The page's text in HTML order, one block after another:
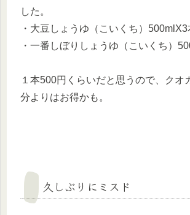
した。
・大豆しょうゆ（こいくち）500mlX3
・一番しぼりしょうゆ（こいくち）
１本500円くらいだと思うので、クオ
分よりはお得かも。
久しぶりにミスド